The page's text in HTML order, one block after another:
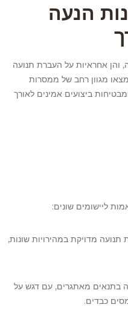
הנעה
והן אחראיות על העברת תנועה
מגוון רחב של ממסרות
ביצועים אמינים לאורך
ליישומים שונים:
תנועה מדויקת במהירויות שונות,
בתנאים מאתגרים, עם דגש על
כבדים.